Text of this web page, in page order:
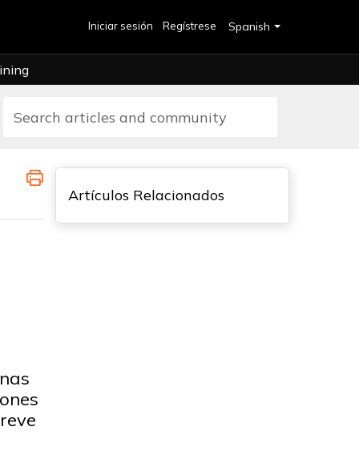
Spanish
Iniciar sesión Regístrese
Artículos Relacionados